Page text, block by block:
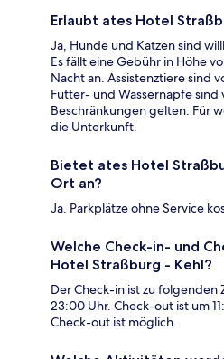
Erlaubt ates Hotel
Ja, Hunde und Katzen sind
Es fällt eine Gebühr in Höhe
Nacht an. Assistenztiere sind
Futter- und Wassernäpfe sind
Beschränkungen gelten. Für
die Unterkunft.
Bietet ates Hotel
Ort an?
Ja. Parkplätze ohne Service
Welche Check-in- und
Hotel Straßburg - Kehl?
Der Check-in ist zu folgenden
23:00 Uhr. Check-out ist um
Check-out ist möglich.